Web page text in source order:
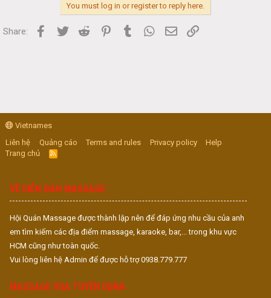
You must log in or register to reply here.
Share: Facebook
Twitter Reddit PinterestTumblr WhatsApp
Email
Vietnames
Liên hệ
Quảng cáo Terms and rules Privacy policy
Help
Trang chủ
R
S
VỀ DIỄN ĐÀN MASSAGE
Hội Quán Massage được thành lập nên để đáp ứng nhu cầu của anh
em tìm kiếm các địa điểm massage, karaoke, bar,... trong khu vực
HCM cũng như toàn quốc.
Vui lòng liên hệ Admin để được hỗ trợ 0938.779.777
MASSAGE VUA TUYỂN DỤNG